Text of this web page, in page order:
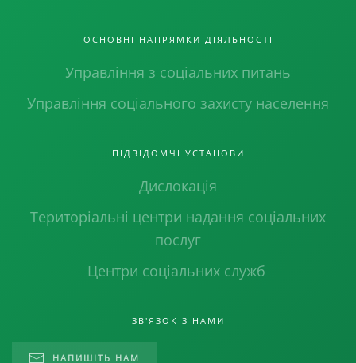
ОСНОВНІ НАПРЯМКИ ДІЯЛЬНОСТІ
Управління з соціальних питань
Управління соціального захисту населення
ПІДВІДОМЧІ УСТАНОВИ
Дислокація
Територіальні центри надання соціальних
послуг
Центри соціальних служб
ЗВ'ЯЗОК З НАМИ
НАПИШІТЬ НАМ